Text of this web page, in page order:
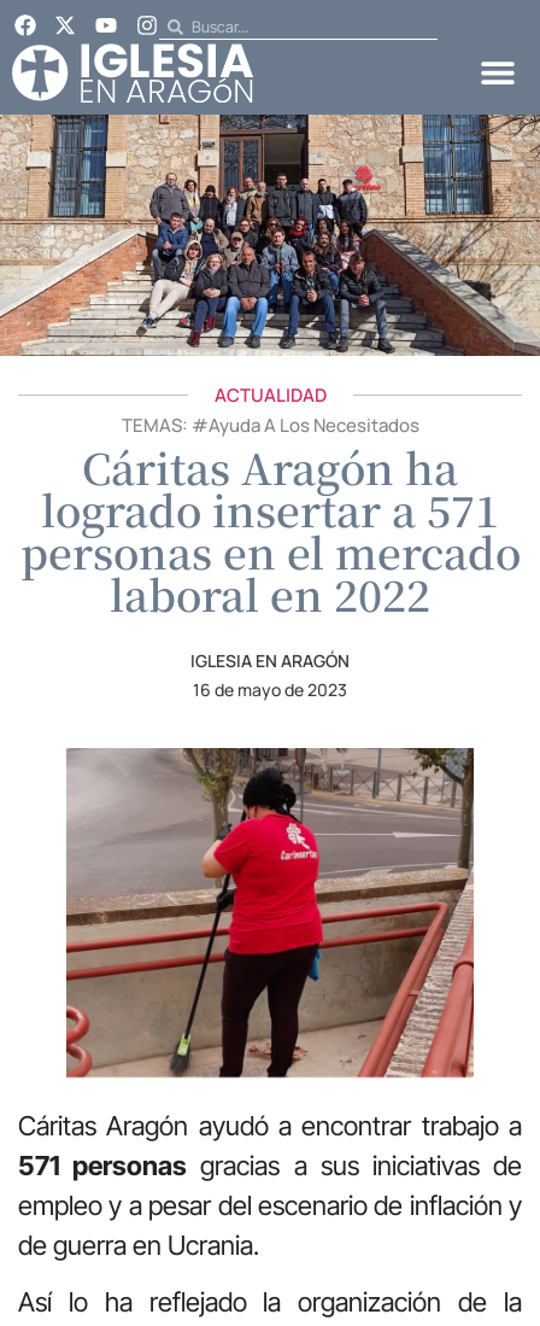
ACTUALIDAD
TEMAS: #Ayuda A Los Necesitados
Cáritas Aragón ha
logrado insertar a 571
personas en el mercado
laboral en 2022
IGLESIA EN ARAGÓN
16 de mayo de 2023
Cáritas Aragón ayudó a encontrar trabajo a
571 personas gracias a sus iniciativas de
empleo y a pesar del escenario de inflación y
de guerra en Ucrania.
Así lo ha reflejado la organización de la